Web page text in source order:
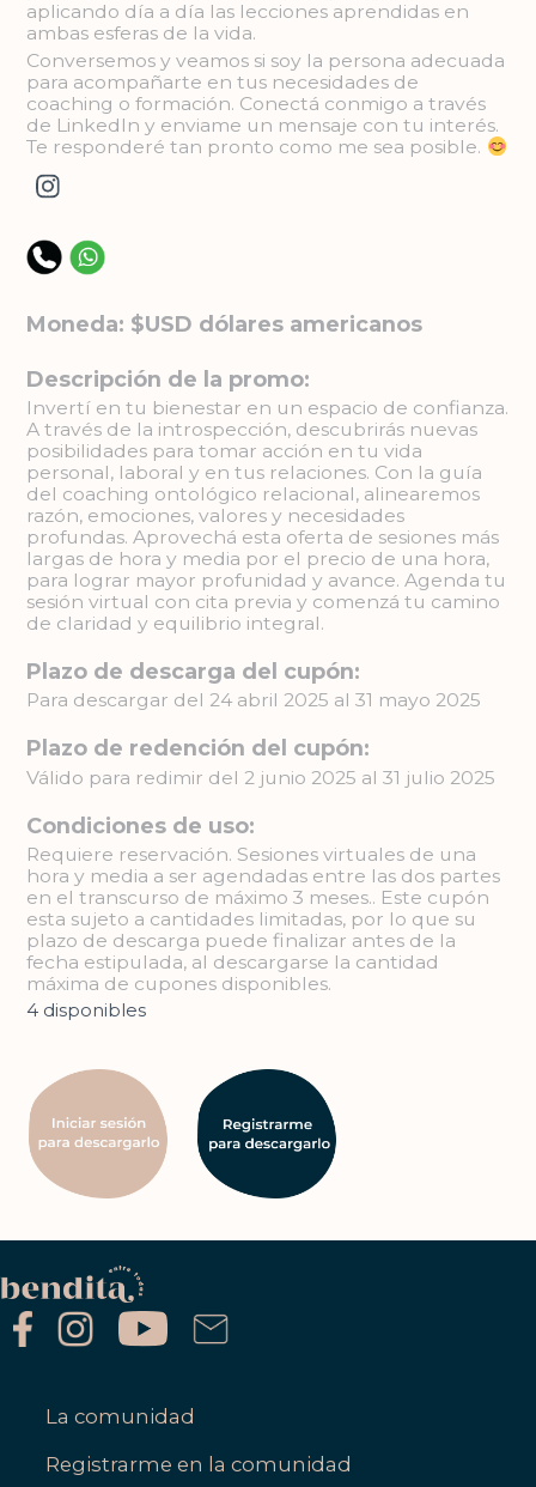
aplicando día a día las lecciones aprendidas en
ambas esferas de la vida.
Conversemos y veamos si soy la persona adecuada
para acompañarte en tus necesidades de
coaching o formación. Conectá conmigo a través
de LinkedIn y enviame un mensaje con tu interés.
Te responderé tan pronto como me sea posible.
Moneda: $USD dólares americanos
Descripción de la promo:
Invertí en tu bienestar en un espacio de confianza.
A través de la introspección, descubrirás nuevas
posibilidades para tomar acción en tu vida
personal, laboral y en tus relaciones. Con la guía
del coaching ontológico relacional, alinearemos
razón, emociones, valores y necesidades
profundas. Aprovechá esta oferta de sesiones más
largas de hora y media por el precio de una hora,
para lograr mayor profunidad y avance. Agenda tu
sesión virtual con cita previa y comenzá tu camino
de claridad y equilibrio integral.
Plazo de descarga del cupón:
Para descargar del 24 abril 2025 al 31 mayo 2025
Plazo de redención del cupón:
Válido para redimir del 2 junio 2025 al 31 julio 2025
Condiciones de uso:
Requiere reservación. Sesiones virtuales de una
hora y media a ser agendadas entre las dos partes
en el transcurso de máximo 3 meses.. Este cupón
esta sujeto a cantidades limitadas, por lo que su
plazo de descarga puede finalizar antes de la
fecha estipulada, al descargarse la cantidad
máxima de cupones disponibles.
4 disponibles
La comunidad
Registrarme en la comunidad